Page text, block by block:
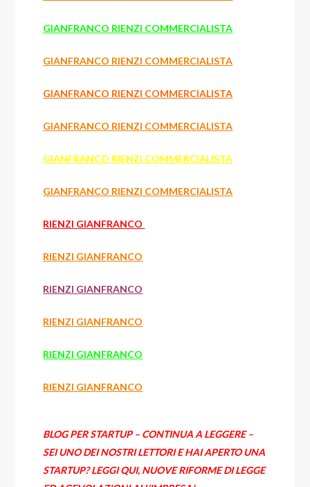
GIANFRANCO RIENZI COMMERCIALISTA
GIANFRANCO RIENZI COMMERCIALISTA
GIANFRANCO RIENZI COMMERCIALISTA
GIANFRANCO RIENZI COMMERCIALISTA
GIANFRANCO RIENZI COMMERCIALISTA
GIANFRANCO RIENZI COMMERCIALISTA
RIENZI GIANFRANCO
RIENZI GIANFRANCO
RIENZI GIANFRANCO
RIENZI GIANFRANCO
RIENZI GIANFRANCO
RIENZI GIANFRANCO
BLOG PER STARTUP – CONTINUA A LEGGERE –
SEI UNO DEI NOSTRI LETTORI E HAI APERTO UNA
STARTUP? LEGGI QUI, NUOVE RIFORME DI LEGGE